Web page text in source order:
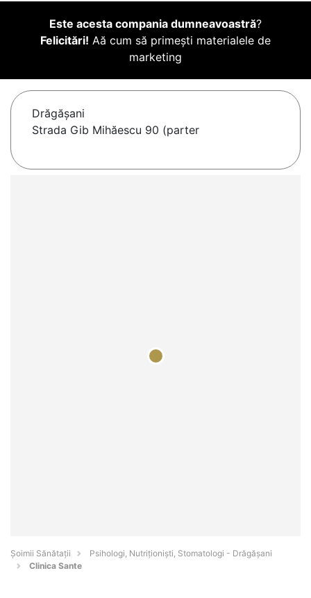
Este acesta compania dumneavoastră?
Felicitări! Aă cum să primești materialele de
marketing
Drăgăşani
Strada Gib Mihăescu 90 (parter
Şoimii Sănătații
Psihologi, Nutriționiști, Stomatologi - Drăgăşani
Clinica Sante